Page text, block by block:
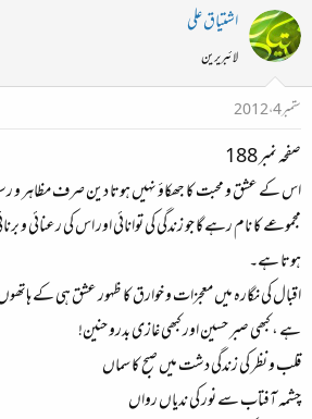
اشتیاق علی
لائبریرین
ستمبر 4، 2012
صفحہ نمبر 188
اس کے عشق و محبت کا جھکاؤ نہیں ہوتا دین صرف مظاہر و
مجموعے کا نام رہے گا جو زندگی کی توانائی اور اس کی رعنائی و
ہوتا ہے۔
اقبال کی نگارہ میں معجزات و خوارق کا ظہور عشق ہی کے
ہے ، کبھی صبر حسین اور کبھی غازی بدرو حنین!
قلب و نظر کی زندگی دشت میں صبح کا سماں
چشمہ آفتاب سے نور کی ندیاں رواں